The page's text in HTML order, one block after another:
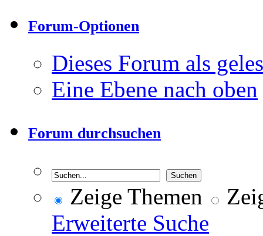
Forum-Optionen
Dieses Forum als
Eine Ebene nach oben
Forum durchsuchen
Zeige Themen
Erweiterte Suche